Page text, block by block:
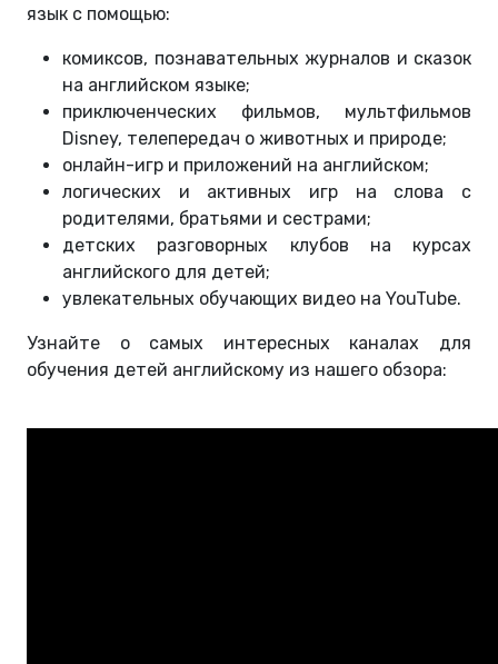
язык с помощью:
комиксов, познавательных журналов и сказок
на английском языке;
приключенческих фильмов, мультфильмов
Disney, телепередач о животных и природе;
онлайн-игр и приложений на английском;
логических и активных игр на слова с
родителями, братьями и сестрами;
детских разговорных клубов на курсах
английского для детей;
увлекательных обучающих видео на YouTube.
Узнайте о самых интересных каналах для
обучения детей английскому из нашего обзора: